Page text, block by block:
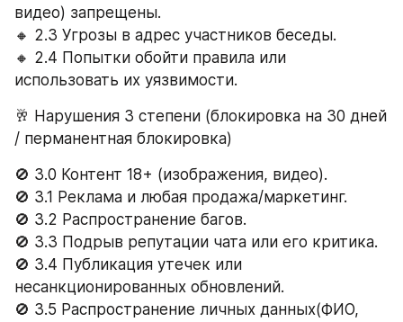
видео) запрещены.
🔸 2.3 Угрозы в адрес участников беседы.
🔸 2.4 Попытки обойти правила или
использовать их уязвимости.
🥂 Нарушения 3 степени (блокировка на 30 дней
/ перманентная блокировка)
🚫 3.0 Контент 18+ (изображения, видео).
🚫 3.1 Реклама и любая продажа/маркетинг.
🚫 3.2 Распространение багов.
🚫 3.3 Подрыв репутации чата или его критика.
🚫 3.4 Публикация утечек или
несанкционированных обновлений.
🚫 3.5 Распространение личных данных(ФИО,